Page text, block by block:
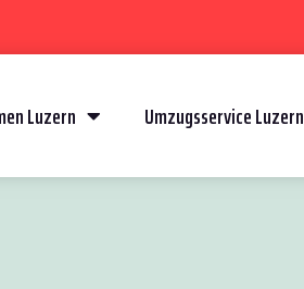
Luzern Umzugsservice Luzern